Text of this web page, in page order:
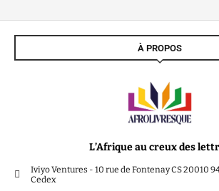
À PROPOS
L’Afrique au creux des
Iviyo Ventures - 10 rue de Fontenay CS 20010
Cedex